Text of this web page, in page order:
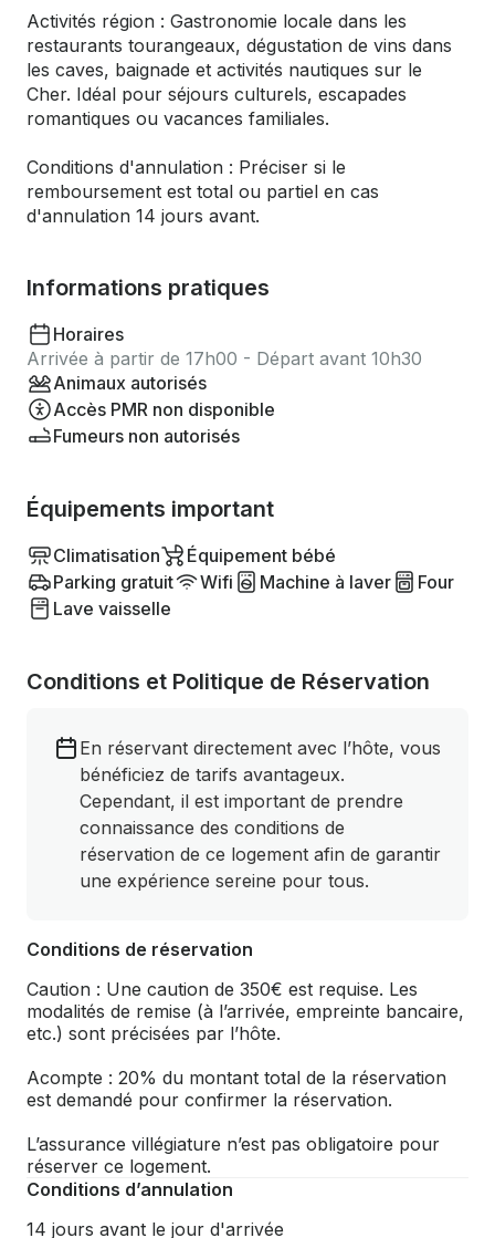
Activités région : Gastronomie locale dans les
restaurants tourangeaux, dégustation de vins dans
les caves, baignade et activités nautiques sur le
Cher. Idéal pour séjours culturels, escapades
romantiques ou vacances familiales.
Conditions d'annulation : Préciser si le
remboursement est total ou partiel en cas
d'annulation 14 jours avant.
Informations pratiques
Horaires
Arrivée à partir de 17h00 - Départ avant 10h30
Animaux autorisés
Accès PMR non disponible
Fumeurs non autorisés
Équipements important
Climatisation
Équipement bébé
Parking gratuit
Wifi Machine à laver
Four
Lave vaisselle
Conditions et Politique de Réservation
En réservant directement avec l’hôte, vous
bénéficiez de tarifs avantageux.
Cependant, il est important de prendre
connaissance des conditions de
réservation de ce logement afin de garantir
une expérience sereine pour tous.
Conditions de réservation
Caution : Une caution de 350€ est requise. Les
modalités de remise (à l’arrivée, empreinte bancaire,
etc.) sont précisées par l’hôte.
Acompte : 20% du montant total de la réservation
est demandé pour confirmer la réservation.
L’assurance villégiature n’est pas obligatoire pour
réserver ce logement.
Conditions d’annulation
14 jours avant le jour d'arrivée